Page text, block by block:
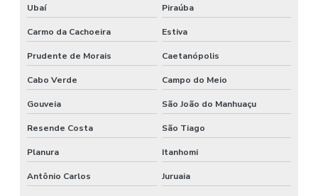
Ubaí Piraúba
Carmo da Cachoeira Estiva
Prudente de Morais Caetanópolis
Cabo Verde Campo do Meio
Gouveia São João do Manhuaçu
Resende Costa São Tiago
Planura Itanhomi
Antônio Carlos Juruaia